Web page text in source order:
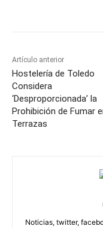
Artículo anterior
Hostelería de Toledo
Considera
‘Desproporcionada’ la
Prohibición de Fumar
Terrazas
Noticias, twitter,